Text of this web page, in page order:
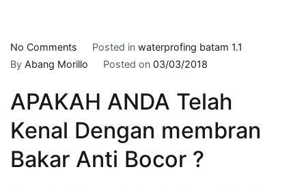
No Comments
aplikator
bakar
sungai
Pelunggut
,kota
Posted in waterprofing batam 1.1
By Abang Morillo Posted on 03/03/2018
APAKAH ANDA Telah
Kenal Dengan membran
Bakar Anti Bocor ?